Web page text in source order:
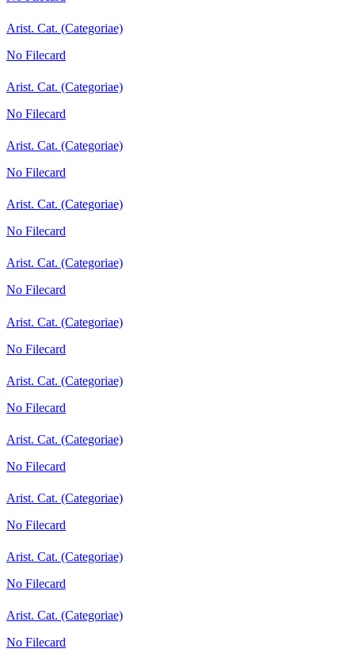
Arist. Cat. (Categoriae)
No Filecard
Arist. Cat. (Categoriae)
No Filecard
Arist. Cat. (Categoriae)
No Filecard
Arist. Cat. (Categoriae)
No Filecard
Arist. Cat. (Categoriae)
No Filecard
Arist. Cat. (Categoriae)
No Filecard
Arist. Cat. (Categoriae)
No Filecard
Arist. Cat. (Categoriae)
No Filecard
Arist. Cat. (Categoriae)
No Filecard
Arist. Cat. (Categoriae)
No Filecard
Arist. Cat. (Categoriae)
No Filecard